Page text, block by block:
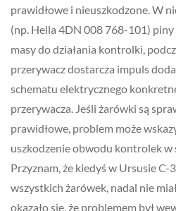
prawidłowe i nieuszkodzone. W
(np. Hella 4DN 008 768-101)
masy do działania kontrolki,
przerywacz dostarcza impuls
schematu elektrycznego
przerywacza. Jeśli żarówki są
prawidłowe, problem może
uszkodzenie obwodu kontrolek w
Przyznam, że kiedyś w Ursusie C-
wszystkich żarówek, nadal nie
okazało się, że problemem był